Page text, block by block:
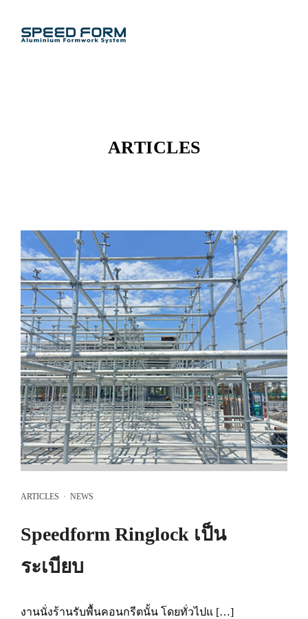
ARTICLES
ARTICLES · NEWS
Speedform Ringlock เป็น
ระเบียบ
งานนั่งร้านรับพื้นคอนกรีตนั้น โดยทั่วไปแ […]